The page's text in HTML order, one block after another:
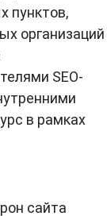
пунктов,
организаций
SEO-
в рамках
сайта